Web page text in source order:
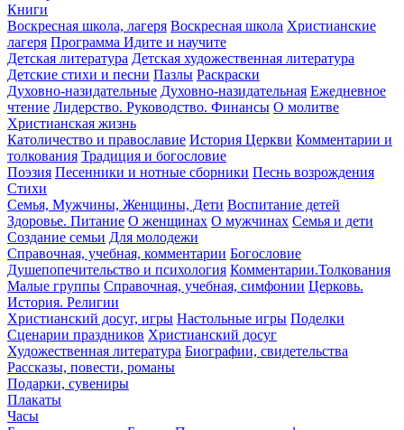
Книги
Воскресная школа, лагеря Воскресная школа Христианские
лагеря Программа Идите и научите
Детская литература Детская художественная литература
Детские стихи и песни Пазлы Раскраски
Духовно-назидательные Духовно-назидательная Ежедневное
чтение Лидерство. Руководство. Финансы О молитве
Христианская жизнь
Католичество и православие История Церкви Комментарии и
толкования Традиция и богословие
Поэзия Песенники и нотные сборники Песнь возрождения
Стихи
Семья, Мужчины, Женщины, Дети Воспитание детей
Здоровье. Питание О женщинах О мужчинах Семья и дети
Создание семьи Для молодежи
Справочная, учебная, комментарии Богословие
Душепопечительство и психология Комментарии.Толкования
Малые группы Справочная, учебная, симфонии Церковь.
История. Религии
Христианский досуг, игры Настольные игры Поделки
Сценарии праздников Христианский досуг
Художественная литература Биографии, свидетельства
Рассказы, повести, романы
Подарки, сувениры
Плакаты
Часы